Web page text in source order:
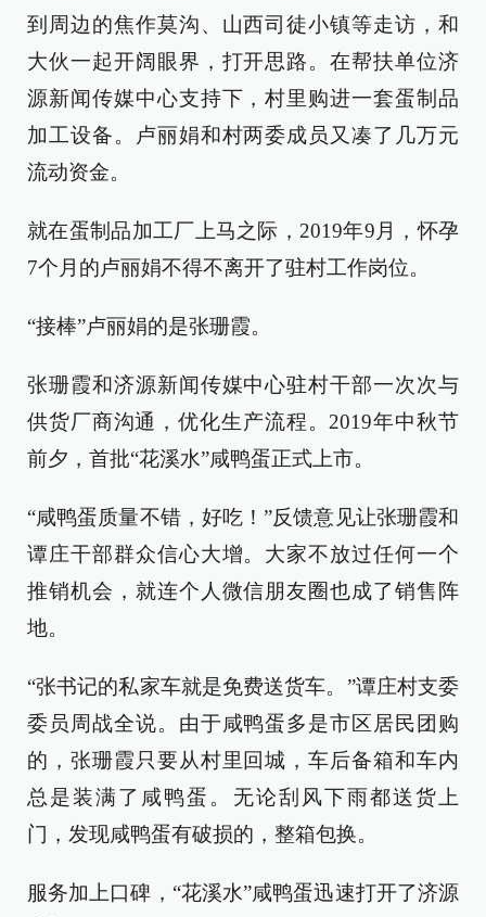
到周边的焦作莫沟、山西司徒小镇等走访，和
大伙一起开阔眼界，打开思路。在帮扶单位济
源新闻传媒中心支持下，村里购进一套蛋制品
加工设备。卢丽娟和村两委成员又凑了几万元
流动资金。
就在蛋制品加工厂上马之际，2019年9月，怀孕
7个月的卢丽娟不得不离开了驻村工作岗位。
“接棒”卢丽娟的是张珊霞。
张珊霞和济源新闻传媒中心驻村干部一次次与
供货厂商沟通，优化生产流程。2019年中秋节
前夕，首批“花溪水”咸鸭蛋正式上市。
“咸鸭蛋质量不错，好吃！”反馈意见让张珊霞和
谭庄干部群众信心大增。大家不放过任何一个
推销机会，就连个人微信朋友圈也成了销售阵
地。
“张书记的私家车就是免费送货车。”谭庄村支委
委员周战全说。由于咸鸭蛋多是市区居民团购
的，张珊霞只要从村里回城，车后备箱和车内
总是装满了咸鸭蛋。无论刮风下雨都送货上
门，发现咸鸭蛋有破损的，整箱包换。
服务加上口碑，“花溪水”咸鸭蛋迅速打开了济源